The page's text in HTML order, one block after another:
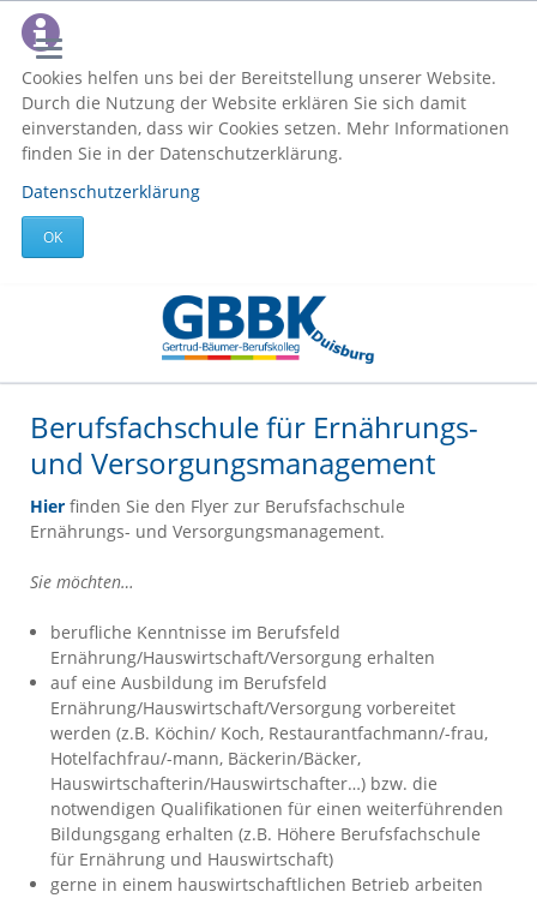
Cookies helfen uns bei der Bereitstellung unserer Website.
Durch die Nutzung der Website erklären Sie sich damit
einverstanden, dass wir Cookies setzen. Mehr Informationen
finden Sie in der Datenschutzerklärung.
Datenschutzerklärung
OK
Berufsfachschule für Ernährungs-
und Versorgungsmanagement
Hierfinden Sie den Flyer zur Berufsfachschule
Ernährungs- und Versorgungsmanagement.
Sie möchten…
berufliche Kenntnisse im Berufsfeld
Ernährung/Hauswirtschaft/Versorgung erhalten
auf eine Ausbildung im Berufsfeld
Ernährung/Hauswirtschaft/Versorgung vorbereitet
werden (z.B. Köchin/ Koch, Restaurantfachmann/-frau,
Hotelfachfrau/-mann, Bäckerin/Bäcker,
Hauswirtschafterin/Hauswirtschafter…) bzw. die
notwendigen Qualifikationen für einen weiterführenden
Bildungsgang erhalten (z.B. Höhere Berufsfachschule
für Ernährung und Hauswirtschaft)
gerne in einem hauswirtschaftlichen Betrieb arbeiten